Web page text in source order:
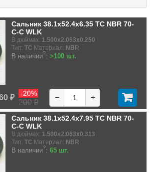
Сальник 38.1x52.4x6.35 TC NBR 70-
C-C WLK
В дюймах: 1.500x2.063x0.250
Тип: TC Материал: NBR
В наличии?: >100 шт.
₽
200 ₽
-20% − +
Сальник 38.1x52.4x7.95 TC NBR 70-
C-C WLK
В дюймах: 1.500x2.063x0.313
Тип: TC Материал: NBR
В наличии?: 65 шт.